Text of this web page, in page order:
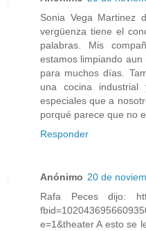
Sonia Vega Martinez
vergüenza tiene el
palabras. Mis
estamos limpiando
para muchos días.
una cocina
especiales que a
porqué parece que no
Responder
Anónimo 20 de
Rafa Peces dijo:
e=1&theater A esto se